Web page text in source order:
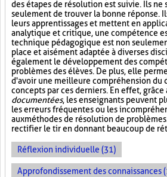
des étapes de résolution est suivie. Ils ne
seulement de trouver la bonne réponse.
leurs apprentissages et mettent en
analytique et critique, une compétence
technique pédagogique est non
place et aisément adaptée à diverses
également le développement des
problèmes des élèves. De plus, elle
d'avoir une meilleure compréhension du
concepts par ces derniers. En effet, grâce
documentées, les enseignants peuvent
les erreurs fréquentes ou les
aux méthodes de résolution de
rectifier le tir en donnant beaucoup de
Réflexion individuelle (31)
Approfondissement des connaissances